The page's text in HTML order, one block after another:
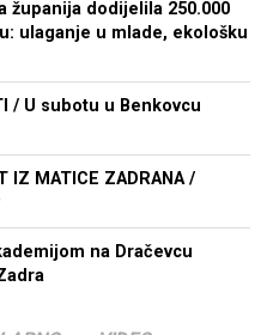
županija dodijelila 250.000
ulaganje u mlade, ekološku
/ U subotu u Benkovcu
IZ MATICE ZADRANA /
na Dračevcu